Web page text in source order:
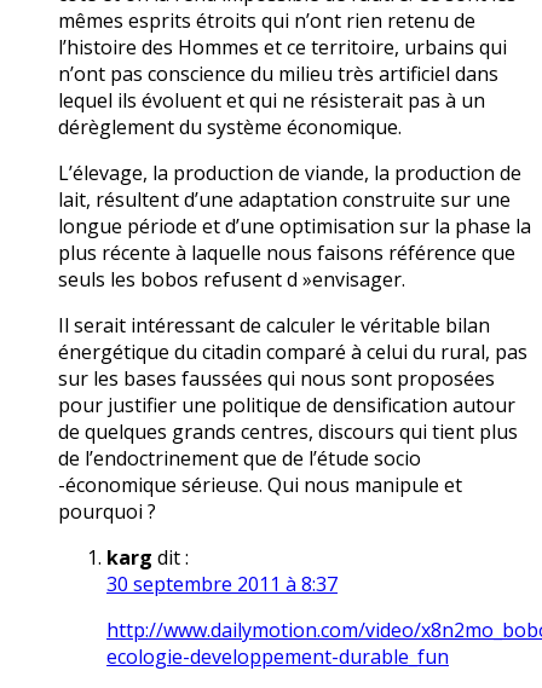
mêmes esprits étroits qui n’ont rien retenu de
l’histoire des Hommes et ce territoire, urbains qui
n’ont pas conscience du milieu très artificiel dans
lequel ils évoluent et qui ne résisterait pas à un
dérèglement du système économique.
L’élevage, la production de viande, la production de
lait, résultent d’une adaptation construite sur une
longue période et d’une optimisation sur la phase la
plus récente à laquelle nous faisons référence que
seuls les bobos refusent d »envisager.
Il serait intéressant de calculer le véritable bilan
énergétique du citadin comparé à celui du rural, pas
sur les bases faussées qui nous sont proposées
pour justifier une politique de densification autour
de quelques grands centres, discours qui tient plus
de l’endoctrinement que de l’étude socio
-économique sérieuse. Qui nous manipule et
pourquoi ?
karg dit :
30 septembre 2011 à 8:37
http://www.dailymotion.com/video/
ecologie-developpement-durable_fun